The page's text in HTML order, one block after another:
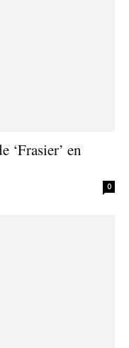
‘Frasier’ en
0